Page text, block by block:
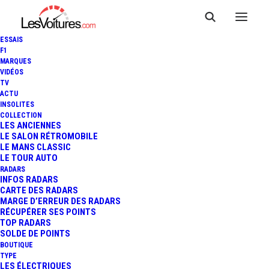
ESSAIS
F1
MARQUES
VIDÉOS
TV
ACTU
INSOLITES
COLLECTION
LES ANCIENNES
LE SALON RÉTROMOBILE
LE MANS CLASSIC
LE TOUR AUTO
RADARS
INFOS RADARS
CARTE DES RADARS
MARGE D’ERREUR DES RADARS
RÉCUPÉRER SES POINTS
TOP RADARS
SOLDE DE POINTS
BOUTIQUE
TYPE
LES ÉLECTRIQUES
12 octobre 2022
BMW M2 : 460 CH ET UN